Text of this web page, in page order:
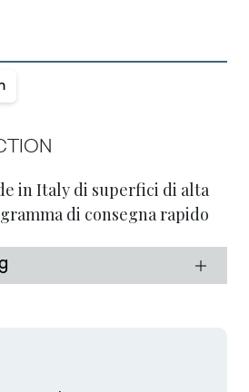
in Italy di superfici di alta
di consegna rapido